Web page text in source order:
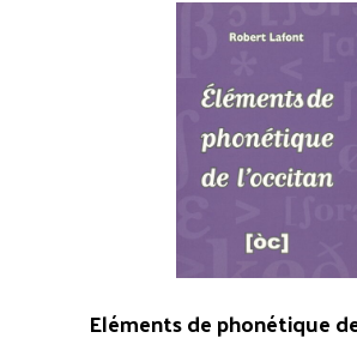
Eléments de phonétique